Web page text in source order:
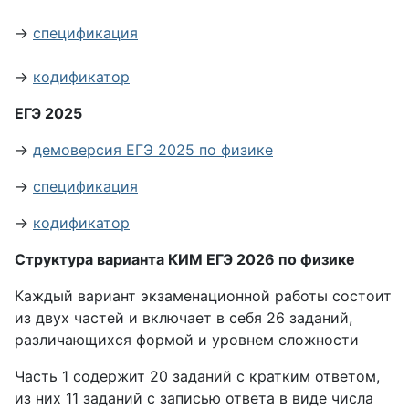
→ спецификация
→ кодификатор
ЕГЭ 2025
→ демоверсия ЕГЭ 2025 по физике
→ спецификация
→ кодификатор
Структура варианта КИМ ЕГЭ 2026 по физике
Каждый вариант экзаменационной работы состоит
из двух частей и включает в себя 26 заданий,
различающихся формой и уровнем сложности
Часть 1 содержит 20 заданий с кратким ответом,
из них 11 заданий с записью ответа в виде числа